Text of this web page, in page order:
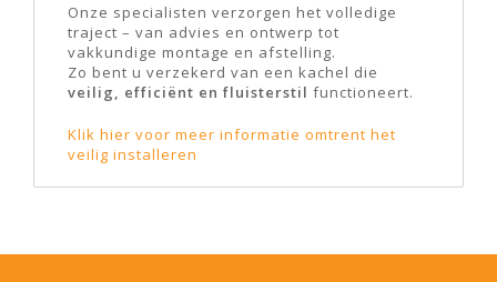
Onze specialisten verzorgen het volledige
traject – van advies en ontwerp tot
vakkundige montage en afstelling.
Zo bent u verzekerd van een kachel die
veilig, efficiënt en fluisterstil functioneert.
Klik hier voor meer informatie omtrent het
veilig installeren